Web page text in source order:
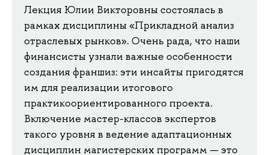
Лекция Юлии Викторовны состоялась в
рамках дисциплины «Прикладной анализ
отраслевых рынков». Очень рада, что наши
финансисты узнали важные особенности
создания франшиз: эти инсайты пригодятся
им для реализации итогового
практикоориентированного проекта.
Включение мастер-классов экспертов
такого уровня в ведение адаптационных
дисциплин магистерских программ — это